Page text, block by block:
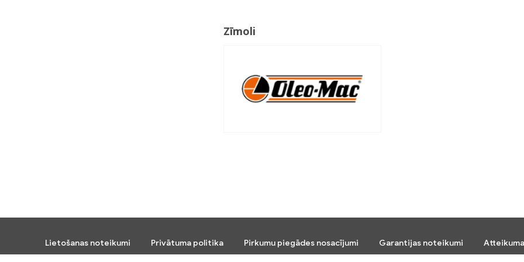
Zīmoli
Lietošanas noteikumi Privātuma politika Pirkumu piegādes nosacījumi Garantijas noteikumi